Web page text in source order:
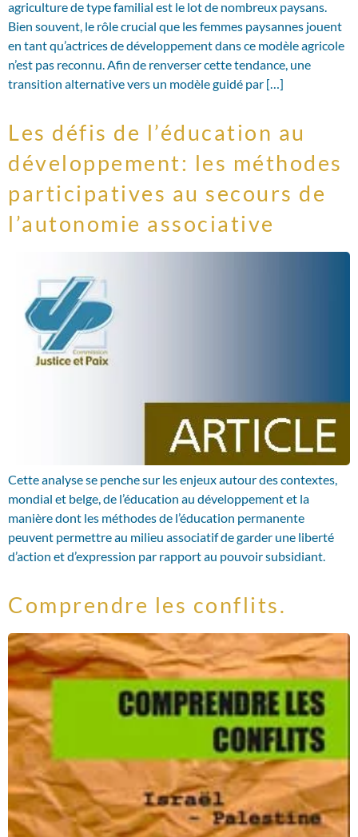
agriculture de type familial est le lot de nombreux paysans.
Bien souvent, le rôle crucial que les femmes paysannes jouent
en tant qu’actrices de développement dans ce modèle agricole
n’est pas reconnu. Afin de renverser cette tendance, une
transition alternative vers un modèle guidé par […]
Les défis de l’éducation au
développement: les méthodes
participatives au secours de
l’autonomie associative
Cette analyse se penche sur les enjeux autour des contextes,
mondial et belge, de l’éducation au développement et la
manière dont les méthodes de l’éducation permanente
peuvent permettre au milieu associatif de garder une liberté
d’action et d’expression par rapport au pouvoir subsidiant.
Comprendre les conflits.